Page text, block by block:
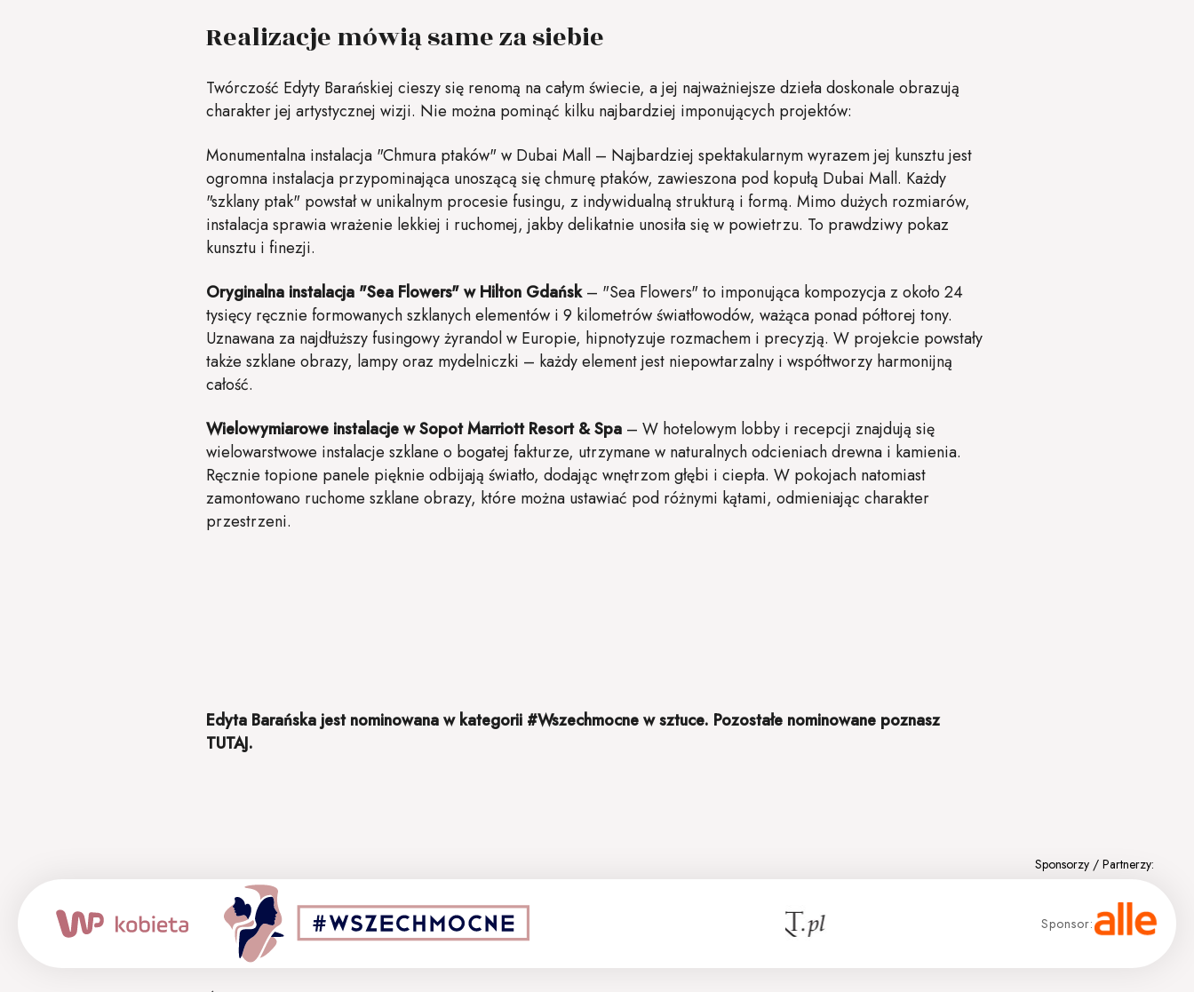
Realizacje mówią same za siebie
Twórczość Edyty Barańskiej cieszy się renomą na całym świecie, a jej najważniejsze dzieła doskonale obrazują
charakter jej artystycznej wizji. Nie można pominąć kilku najbardziej imponujących projektów:
Monumentalna instalacja "Chmura ptaków" w Dubai Mall – Najbardziej spektakularnym wyrazem jej kunsztu jest
ogromna instalacja przypominająca unoszącą się chmurę ptaków, zawieszona pod kopułą Dubai Mall. Każdy
"szklany ptak" powstał w unikalnym procesie fusingu, z indywidualną strukturą i formą. Mimo dużych rozmiarów,
instalacja sprawia wrażenie lekkiej i ruchomej, jakby delikatnie unosiła się w powietrzu. To prawdziwy pokaz
kunsztu i finezji.
Oryginalna instalacja "Sea Flowers" w Hilton Gdańsk– "Sea Flowers" to imponująca kompozycja z około 24
tysięcy ręcznie formowanych szklanych elementów i 9 kilometrów światłowodów, ważąca ponad półtorej tony.
Uznawana za najdłuższy fusingowy żyrandol w Europie, hipnotyzuje rozmachem i precyzją. W projekcie powstały
także szklane obrazy, lampy oraz mydelniczki – każdy element jest niepowtarzalny i współtworzy harmonijną
całość.
Wielowymiarowe instalacje w Sopot Marriott Resort & Spa – W hotelowym lobby i recepcji znajdują się
wielowarstwowe instalacje szklane o bogatej fakturze, utrzymane w naturalnych odcieniach drewna i kamienia.
Ręcznie topione panele pięknie odbijają światło, dodając wnętrzom głębi i ciepła. W pokojach natomiast
zamontowano ruchome szklane obrazy, które można ustawiać pod różnymi kątami, odmieniając charakter
przestrzeni.
Edyta Barańska jest nominowana w kategorii #Wszechmocne w sztuce. Pozostałe nominowane poznasz
TUTAJ.
Patron medialny: Sponsor strategiczny: